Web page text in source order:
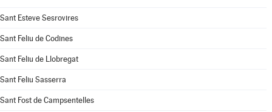
Sant Esteve Sesrovires
Sant Feliu de Codines
Sant Feliu de Llobregat
Sant Feliu Sasserra
Sant Fost de Campsentelles